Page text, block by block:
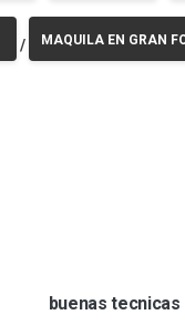
/ MAQUILA EN GRAN
buenas tecnicas